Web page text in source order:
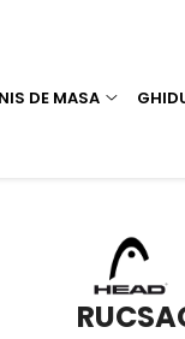
DE MASA